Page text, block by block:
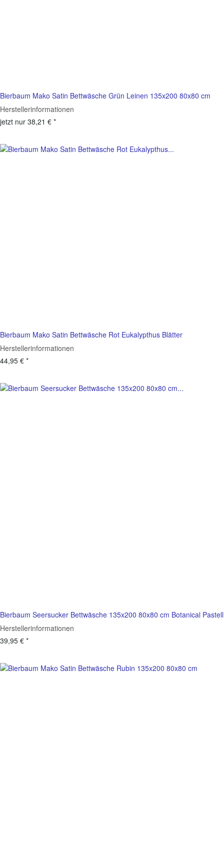
Bierbaum Mako Satin Bettwäsche Grün Leinen 135x200 80x80 cm
Herstellerinformationen
jetzt nur 38,21 € *
Bierbaum Mako Satin Bettwäsche Rot Eukalypthus Blätter
Herstellerinformationen
44,95 € *
Bierbaum Seersucker Bettwäsche 135x200 80x80 cm Botanical Pastell
Herstellerinformationen
39,95 € *